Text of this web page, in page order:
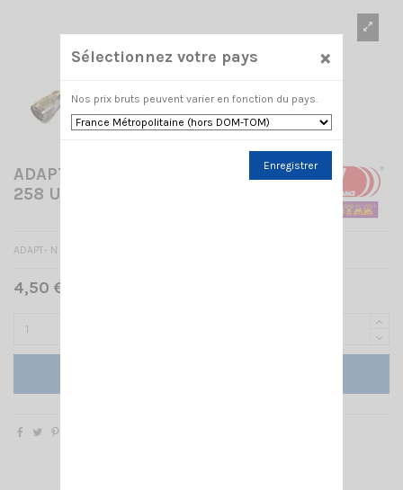
ADAPT- N MALE/ PL F (FEM
258 UG 146 U)
ADAPT- N MALE/ PL F (FEM 258 UG 146 U)
4,50 € TTC
Sélectionnez votre pays ×
Nos prix bruts peuvent varier en fonction du pays.
Enregistrer